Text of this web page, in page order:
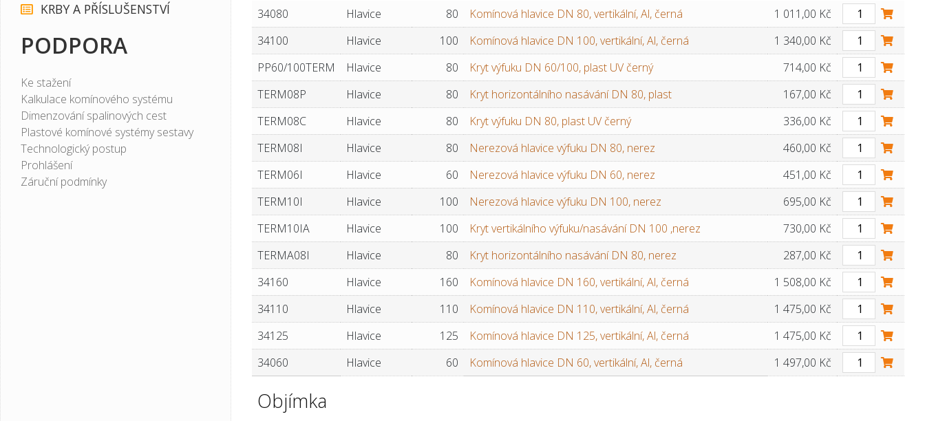
KRBY A PŘÍSLUŠENSTVÍ
PODPORA
Ke stažení
Kalkulace komínového systému
Dimenzování spalinových cest
Plastové komínové systémy sestavy
Technologický postup
Prohlášení
Záruční podmínky
34080 Hlavice 80 Komínová hlavice DN 80, vertikální, Al, černá
1 011,00 Kč
34100
Hlavice 100 Komínová hlavice DN 100, vertikální, Al, černá
1 340,00 Kč
PP60/100TERM
Hlavice 80 Kryt výfuku DN 60/100, plast UV černý
714,00 Kč
TERM08P
Hlavice 80 Kryt horizontálního nasávání DN 80, plast
167,00 Kč
TERM08C
Hlavice 80 Kryt výfuku DN 80, plast UV černý
336,00 Kč
TERM08I
Hlavice 80 Nerezová hlavice výfuku DN 80, nerez
460,00 Kč
TERM06I
Hlavice 60 Nerezová hlavice výfuku DN 60, nerez
451,00 Kč
TERM10I
Hlavice 100 Nerezová hlavice výfuku DN 100, nerez
695,00 Kč
TERM10IA
Hlavice 100 Kryt vertikálního výfuku/nasávání DN 100 ,nerez
730,00 Kč
TERMA08I
Hlavice 80 Kryt horizontálního nasávání DN 80, nerez
287,00 Kč
34160
Hlavice 160 Komínová hlavice DN 160, vertikální, Al, černá
1 508,00 Kč
34110
Hlavice 110 Komínová hlavice DN 110, vertikální, Al, černá
1 475,00 Kč
34125
Hlavice 125 Komínová hlavice DN 125, vertikální, Al, černá
1 475,00 Kč
34060
Hlavice 60 Komínová hlavice DN 60, vertikální, Al, černá 1 497,00 Kč
Objímka